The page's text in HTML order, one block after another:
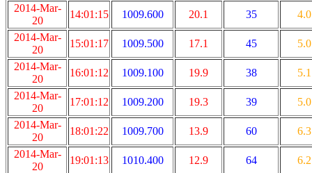
2014-Mar-
20
14:01:15 1009.600 20.1 35
4.0
2014-Mar-
20
15:01:17 1009.500 17.1 45
5.0
2014-Mar-
20
16:01:12 1009.100 19.9 38
5.1
2014-Mar-
20
17:01:12 1009.200 19.3 39
5.0
2014-Mar-
20
18:01:22 1009.700 13.9 60
6.3
2014-Mar-
20
19:01:13 1010.400 12.9 64
6.2